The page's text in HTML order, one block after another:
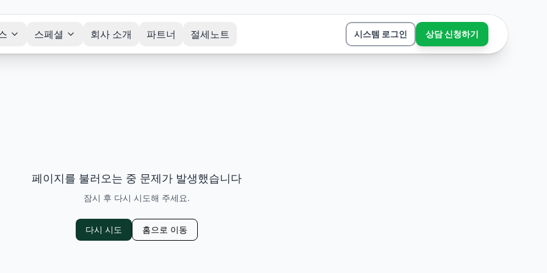
스페셜 회사 소개 파트너 절세노트 시스템 로그인 상담 신청하기
페이지를 불러오는 중 문제가 발생했습니다
잠시 후 다시 시도해 주세요.
다시 시도 홈으로 이동